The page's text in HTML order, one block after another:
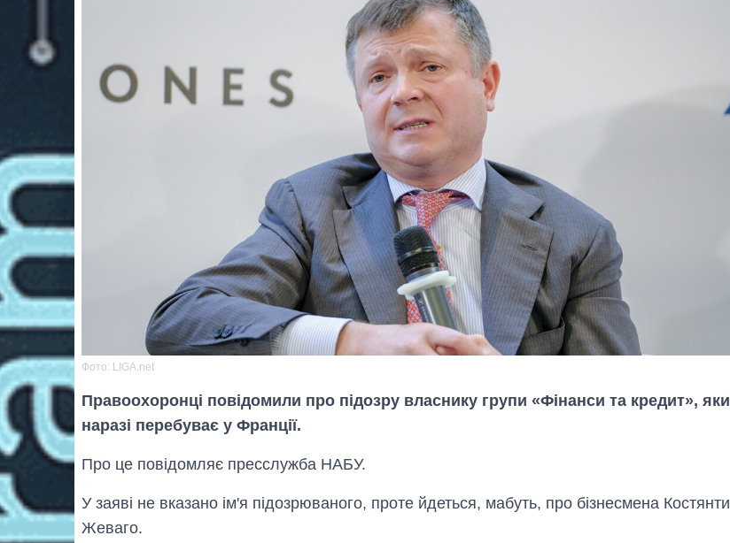
Фото: LIGA.net
Правоохоронці повідомили про підозру власнику групи «Фінанси та кредит»,
наразі перебуває у Франції.
Про це повідомляє пресслужба НАБУ.
У заяві не вказано ім'я підозрюваного, проте йдеться, мабуть, про бізнесмена
Жеваго.